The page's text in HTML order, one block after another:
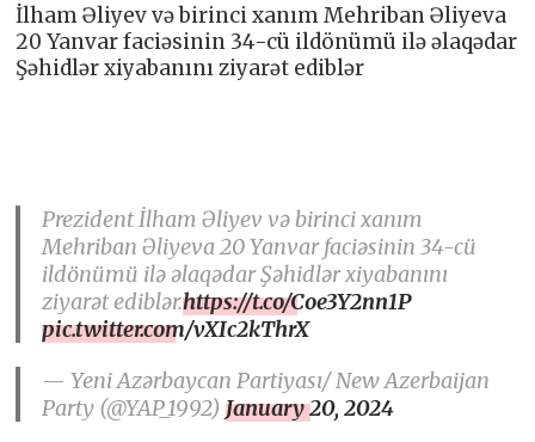
İlham Əliyev və birinci xanım Mehriban Əliyeva
20 Yanvar faciəsinin 34-cü ildönümü ilə əlaqədar
Şəhidlər xiyabanını ziyarət ediblər
Prezident İlham Əliyev və birinci xanım
Mehriban Əliyeva 20 Yanvar faciəsinin 34-cü
ildönümü ilə əlaqədar Şəhidlər xiyabanını
ziyarət ediblər.https://t.co/Coe3Y2nn1P
pic.twitter.com/vXIc2kThrX
— Yeni Azərbaycan Partiyası/ New Azerbaijan
Party (@YAP_1992)January 20, 2024